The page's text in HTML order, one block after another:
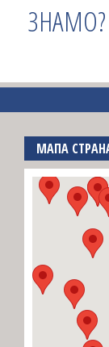
ЗНАМО?
МАПА